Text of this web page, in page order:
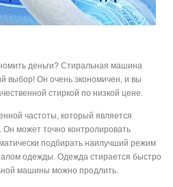
деньги? Стиральная машина
выбор! Он очень экономичен, и вы
стиркой по низкой цене.
частоты, который является
может точно контролировать
подбирать наилучший режим
одежды. Одежда стирается быстро
машины можно продлить.